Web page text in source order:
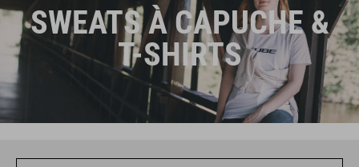
SWEATS À CAPUCHE &
T-SHIRTS